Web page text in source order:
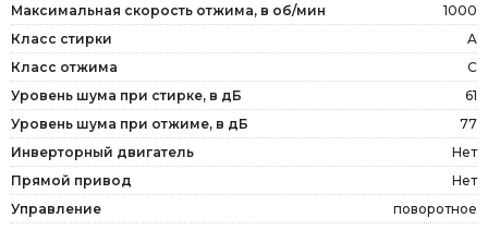
Максимальная скорость отжима, в об/мин
1000
Класс стирки
A
Класс отжима
C
Уровень шума при стирке, в дБ
61
Уровень шума при отжиме, в дБ
77
Инверторный двигатель
Нет
Прямой привод
Нет
Управление
поворотное